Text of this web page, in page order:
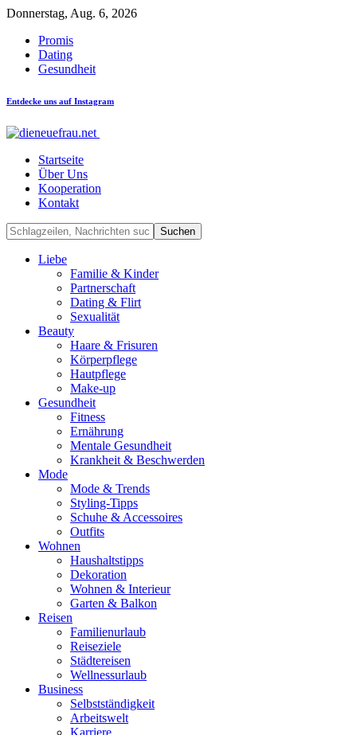
Donnerstag, Aug. 6, 2026
Promis
Dating
Gesundheit
Entdecke uns auf Instagram
Startseite
Über Uns
Kooperation
Kontakt
Liebe
Familie & Kinder
Partnerschaft
Dating & Flirt
Sexualität
Beauty
Haare & Frisuren
Körperpflege
Hautpflege
Make-up
Gesundheit
Fitness
Ernährung
Mentale Gesundheit
Krankheit & Beschwerden
Mode
Mode & Trends
Styling-Tipps
Schuhe & Accessoires
Outfits
Wohnen
Haushaltstipps
Dekoration
Wohnen & Interieur
Garten & Balkon
Reisen
Familienurlaub
Reiseziele
Städtereisen
Wellnessurlaub
Business
Selbstständigkeit
Arbeitswelt
Karriere